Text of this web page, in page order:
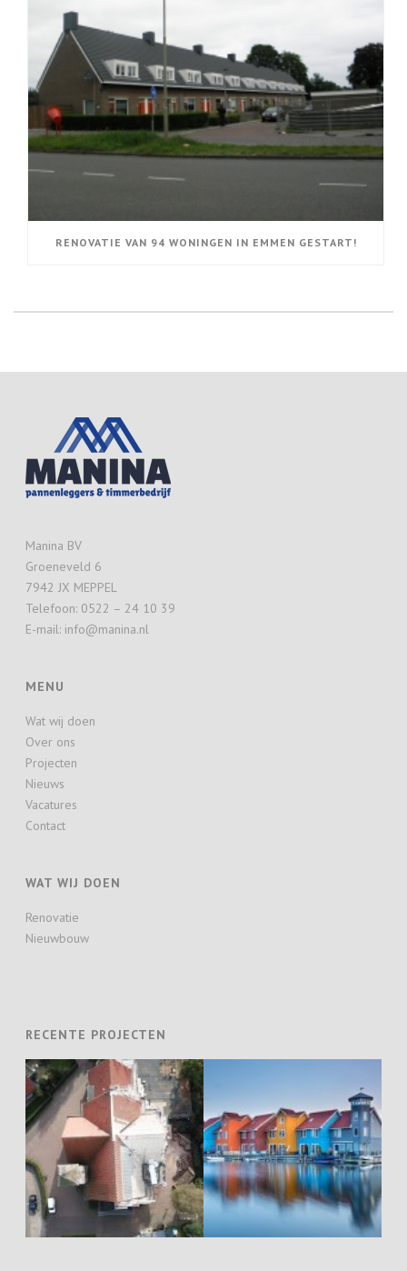
RENOVATIE VAN 94 WONINGEN IN EMMEN GESTART!
Manina BV
Groeneveld 6
7942 JX MEPPEL
Telefoon: 0522 – 24 10 39
E-mail: info@manina.nl
MENU
Wat wij doen
Over ons
Projecten
Nieuws
Vacatures
Contact
WAT WIJ DOEN
Renovatie
Nieuwbouw
RECENTE PROJECTEN